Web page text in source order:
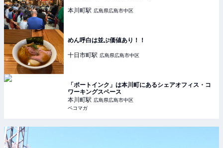
本川町駅 広島県広島市中区
めん呼白は並ぶ価値あり！！
十日市町駅 広島県広島市中区
「ポートインク」は本川町にあるシェアオフィス・コ
ワーキングスペース
本川町駅 広島県広島市中区
ペコマガ